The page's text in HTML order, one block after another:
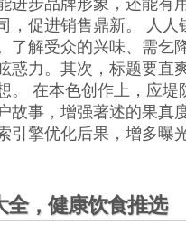
进步品牌形象，还能有
，促进销售鼎新。 人人
了解受众的兴味、需乞
惑力。其次，标题要直
。 在本色创作上，应堤
故事，增强著述的果真
引擎优化后果，增多曝
全，健康饮食推选